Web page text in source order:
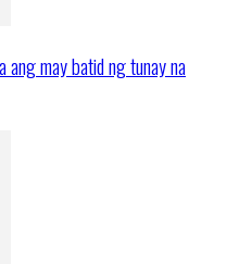
ang may batid ng tunay na